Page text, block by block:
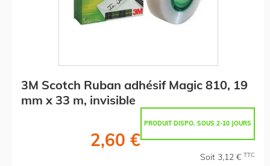
3M Scotch Ruban adhésif Magic 810, 19
mm x 33 m, invisible
PRODUIT DISPO. SOUS 2-10 JOURS
2,60 €
Soit 3,12 € TTC